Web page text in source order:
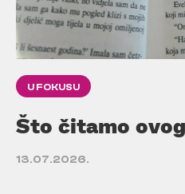
U FOKUSU
Što čitamo
13.07.2026.